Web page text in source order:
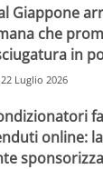
Giappone
che
in
22 Luglio 2026
online: